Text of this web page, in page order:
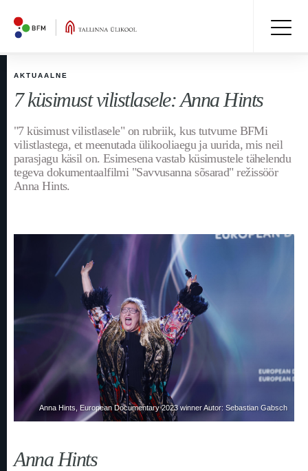
AKTUAALNE
7 küsimust vilistlasele: Anna Hints
"7 küsimust vilistlasele" on rubriik, kus tutvume BFMi
vilistlastega, et meenutada ülikooliaegu ja uurida, mis neil
parasjagu käsil on. Esimesena vastab küsimustele tähelendu
tegeva dokumentaalfilmi "Savvusanna sõsarad" režissöör
Anna Hints.
Anna Hints, European Documentary 2023 winner Autor: Sebastian Gabsch
Anna Hints